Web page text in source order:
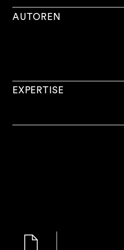
AUTOREN
EXPERTISE